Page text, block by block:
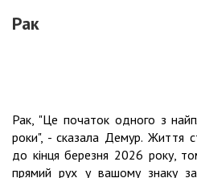
Рак
Рак, "Це початок одного з
роки", - сказала Демур. Життя
до кінця березня 2026 року,
прямий рух у вашому знаку